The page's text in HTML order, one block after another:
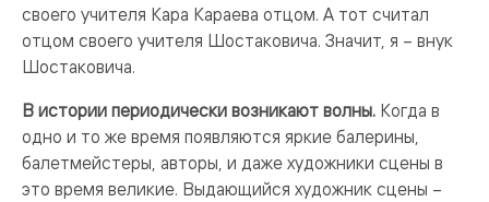
своего учителя Кара Караева отцом. А тот считал
отцом своего учителя Шостаковича. Значит, я – внук
Шостаковича.
В истории периодически возникают волны. Когда в
одно и то же время появляются яркие балерины,
балетмейстеры, авторы, и даже художники сцены в
это время великие. Выдающийся художник сцены –